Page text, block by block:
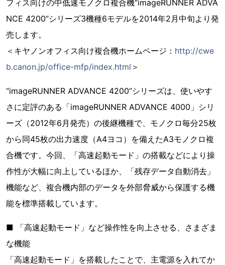
フィス向けの中低速モノクロ複合機“imageRUNNER ADVA
NCE 4200”シリーズ3機種6モデルを2014年2月中旬より発
売します。
＜キヤノンオフィス向け複合機ホームページ： http://cwe
b.canon.jp/office-mfp/index.html ＞
“imageRUNNER ADVANCE 4200”シリーズは、使いやす
さに定評のある「imageRUNNER ADVANCE 4000」シリ
ーズ（2012年6月発売）の後継機種で、モノクロ毎分25枚
から同45枚の出力速度（A4ヨコ）を備えたA3モノクロ複
合機です。今回、「高速起動モード」の搭載などにより操
作性が大幅に向上しているほか、「残存データ自動消去」
機能など、複合機内部のデータを外部脅威から保護する機
能を標準搭載しています。
■ 「高速起動モード」など操作性を向上させる、さまざま
な機能
「高速起動モード」を搭載したことで、主電源を入れてか